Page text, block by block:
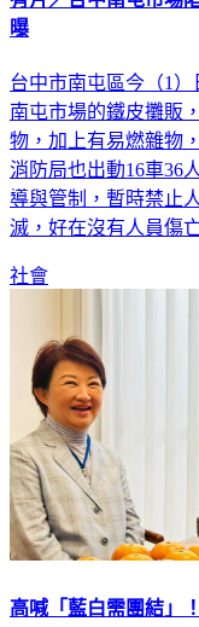
曝
台中市南屯區今（1
南屯市場的鐵皮攤販
物，加上有易燃雜物
消防局也出動16車36
導與管制，暫時禁止
滅，好在沒有人員傷
社會
高喊「藍白需團結」